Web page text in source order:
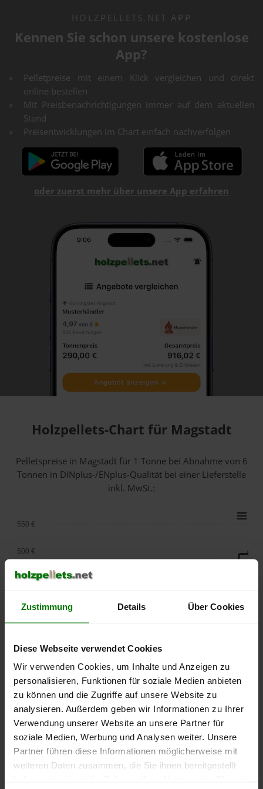
Zustimmung Details Über Cookies
Diese Webseite verwendet Cookies
Wir verwenden Cookies, um Inhalte und Anzeigen zu
personalisieren, Funktionen für soziale Medien anbieten
zu können und die Zugriffe auf unsere Website zu
analysieren. Außerdem geben wir Informationen zu Ihrer
Verwendung unserer Website an unsere Partner für
soziale Medien, Werbung und Analysen weiter. Unsere
Partner führen diese Informationen möglicherweise mit
weiteren Daten zusammen, die Sie ihnen bereitgestellt
HOLZPELLETS.NET APP
Kennen Sie schon unsere kostenlose
App?
Pelletpreise mit einem Klick vergleichen und direkt
online bestellen
Mit Preisbenachrichtigungen immer auf dem aktuellen
Stand
Preisentwicklungen im Chart einfach nachverfolgen
oder zuerst mehr über unsere App erfahren
Holzpellets-Chart für Magstadt
Pelletspreise in Magstadt für 1 Tonne bei Abnahmevon 6
Tonnen in DINplus-/ENplus-Qualität bei einer Lieferstelle
inkl. MwSt.:
lose Ware Sackware
September
Januar
Mai
250 €
400 €
450 €
500 €
550 €
Die aktuelle Preisentwicklung für Holzpellets in Deutschland
können Sie jederzeit auf unsererPelletspreise-Seite
nachvollziehen.